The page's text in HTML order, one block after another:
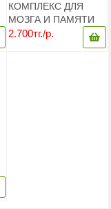
КОМПЛЕКС ДЛЯ
МОЗГА И ПАМЯТИ
FOCUSFACTOR
NUTRITION FOR
2.700тг./р.